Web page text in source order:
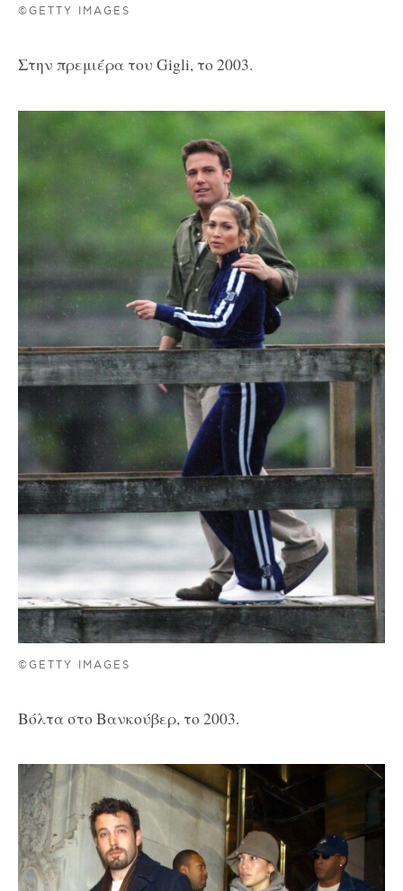
©GETTY IMAGES
Στην πρεμιέρα του Gigli, το 2003.
©GETTY IMAGES
Βόλτα στο Βανκούβερ, το 2003.